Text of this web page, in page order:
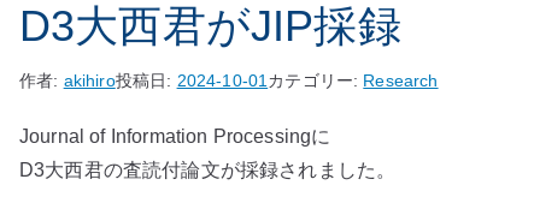
D3大西君がJIP採録
作者: akihiro投稿日: 2024-10-01 カテゴリー: Research
Journal of Information Processingに
D3大西君の査読付論文が採録されました。